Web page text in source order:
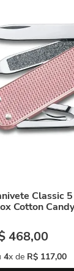
Classic
Cotton Candy
468,00
4x de R$ 117,00